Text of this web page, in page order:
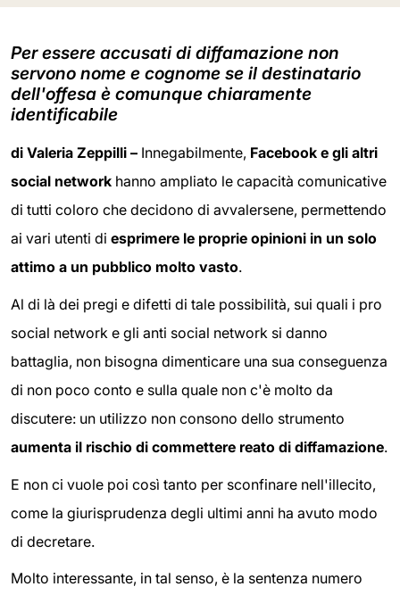
Per essere accusati di diffamazione non
servono nome e cognome se il destinatario
dell'offesa è comunque chiaramente
identificabile
di Valeria Zeppilli – Innegabilmente, Facebook e gli altri
social network hanno ampliato le capacità comunicative
di tutti coloro che decidono di avvalersene, permettendo
ai vari utenti di esprimere le proprie opinioni in un solo
attimo a un pubblico molto vasto.
Al di là dei pregi e difetti di tale possibilità, sui quali i pro
social network e gli anti social network si danno
battaglia, non bisogna dimenticare una sua conseguenza
di non poco conto e sulla quale non c'è molto da
discutere: un utilizzo non consono dello strumento
aumenta il rischio di commettere reato di diffamazione.
E non ci vuole poi così tanto per sconfinare nell'illecito,
come la giurisprudenza degli ultimi anni ha avuto modo
di decretare.
Molto interessante, in tal senso, è la sentenza numero